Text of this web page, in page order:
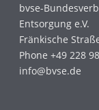
bvse-
Entsorgung e.V.
Fränkische
Phone +49 228
info@bvse.de